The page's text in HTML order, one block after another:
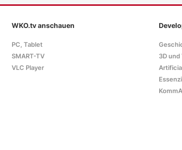
WKO.tv anschauen
PC, Tablet
SMART-TV
VLC Player
3D und